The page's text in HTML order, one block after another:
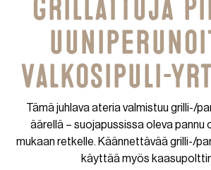
Grillattuja
valkosipuli-
Tämä juhlava ateria valmistuu grilli-/
äärellä – suojapussissa oleva pannu
mukaan retkelle. Käännettävää grilli-/
käyttää myös